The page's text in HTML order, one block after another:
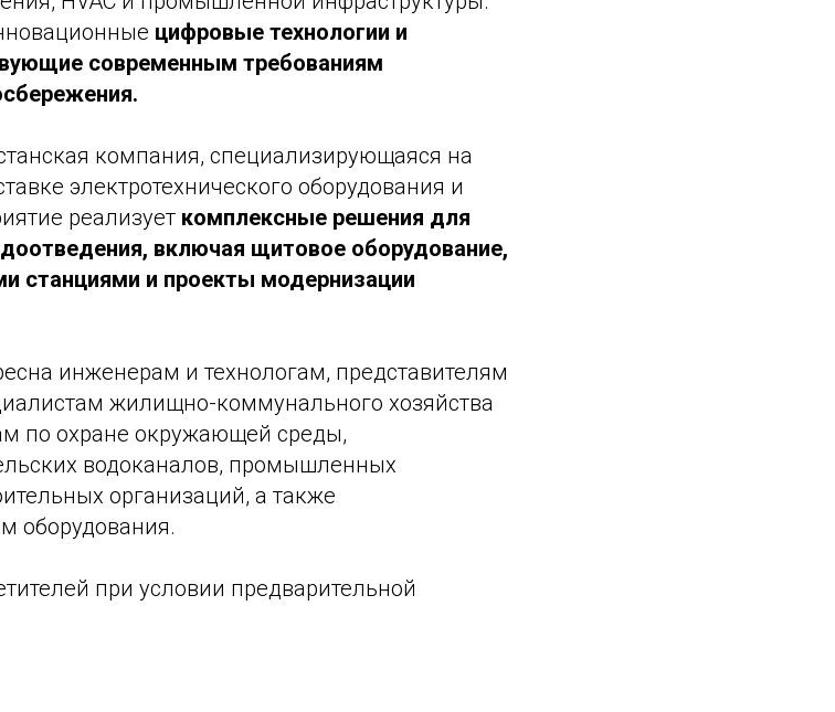
цифровые технологии и
современным требованиям
компания, специализирующаяся на
электротехнического оборудования и
реализует комплексные решения для
включая щитовое оборудование,
станциями и проекты модернизации
инженерам и технологам, представителям
жилищно-коммунального хозяйства
по охране окружающей среды,
водоканалов, промышленных
организаций, а также
оборудования.
при условии предварительной